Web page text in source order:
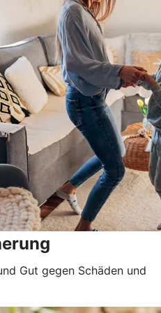
Gut gegen Schäden und